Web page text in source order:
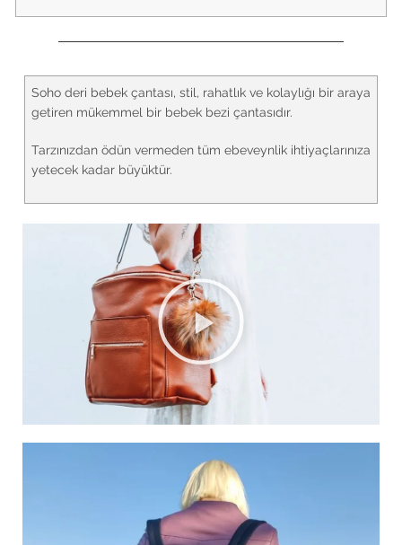
Soho deri bebek çantası, stil, rahatlık ve kolaylığı bir araya
getiren mükemmel bir bebek bezi çantasıdır.
Tarzınızdan ödün vermeden tüm ebeveynlik ihtiyaçlarınıza
yetecek kadar büyüktür.